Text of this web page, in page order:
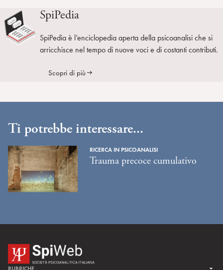
SpiPedia
SpiPedia è l’enciclopedia aperta della psicoanalisi che si
arricchisce nel tempo di nuove voci e di costanti contributi.
Scopri di più
Ti potrebbe interessare...
RICERCA IN PSICOANALISI
Trauma precoce cumulativo
RUBRICHE